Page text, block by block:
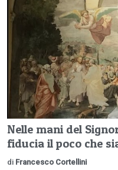
Nelle mani del
fiducia il poco che
di Francesco Cortellini